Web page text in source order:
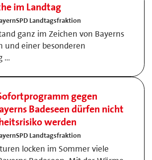
im Landtag
Landtagsfraktion
ganz im Zeichen von Bayerns
und einer besonderen
…
gegen
Badeseen dürfen nicht
werden
Landtagsfraktion
locken im Sommer viele